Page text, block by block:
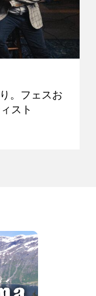
。フェスお
スト